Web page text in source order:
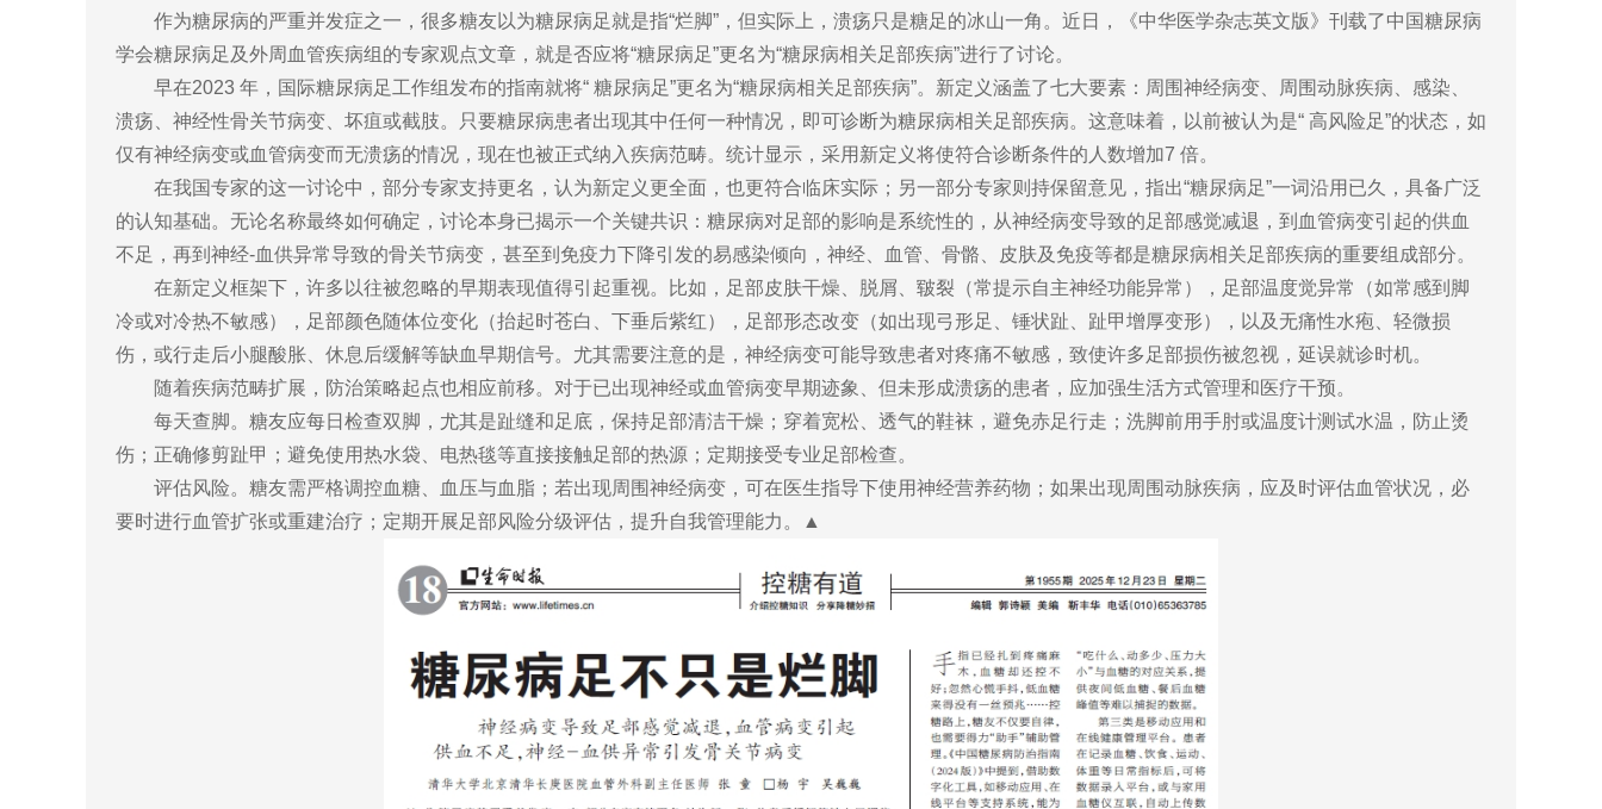
作为糖尿病的严重并发症之一，很多糖友以为糖尿病足就是指“烂脚”，但实际上，溃疡只是糖足的冰山一角。近日，《中华医学杂志英文版》刊载了中国糖尿病
学会糖尿病足及外周血管疾病组的专家观点文章，就是否应将“糖尿病足”更名为“糖尿病相关足部疾病”进行了讨论。
早在2023 年，国际糖尿病足工作组发布的指南就将“ 糖尿病足”更名为“糖尿病相关足部疾病”。新定义涵盖了七大要素：周围神经病变、周围动脉疾病、感染、
溃疡、神经性骨关节病变、坏疽或截肢。只要糖尿病患者出现其中任何一种情况，即可诊断为糖尿病相关足部疾病。这意味着，以前被认为是“ 高风险足”的状态，如
仅有神经病变或血管病变而无溃疡的情况，现在也被正式纳入疾病范畴。统计显示，采用新定义将使符合诊断条件的人数增加7 倍。
在我国专家的这一讨论中，部分专家支持更名，认为新定义更全面，也更符合临床实际；另一部分专家则持保留意见，指出“糖尿病足”一词沿用已久，具备广泛
的认知基础。无论名称最终如何确定，讨论本身已揭示一个关键共识：糖尿病对足部的影响是系统性的，从神经病变导致的足部感觉减退，到血管病变引起的供血
不足，再到神经-血供异常导致的骨关节病变，甚至到免疫力下降引发的易感染倾向，神经、血管、骨骼、皮肤及免疫等都是糖尿病相关足部疾病的重要组成部分。
在新定义框架下，许多以往被忽略的早期表现值得引起重视。比如，足部皮肤干燥、脱屑、皲裂（常提示自主神经功能异常），足部温度觉异常（如常感到脚
冷或对冷热不敏感），足部颜色随体位变化（抬起时苍白、下垂后紫红），足部形态改变（如出现弓形足、锤状趾、趾甲增厚变形），以及无痛性水疱、轻微损
伤，或行走后小腿酸胀、休息后缓解等缺血早期信号。尤其需要注意的是，神经病变可能导致患者对疼痛不敏感，致使许多足部损伤被忽视，延误就诊时机。
随着疾病范畴扩展，防治策略起点也相应前移。对于已出现神经或血管病变早期迹象、但未形成溃疡的患者，应加强生活方式管理和医疗干预。
每天查脚。糖友应每日检查双脚，尤其是趾缝和足底，保持足部清洁干燥；穿着宽松、透气的鞋袜，避免赤足行走；洗脚前用手肘或温度计测试水温，防止烫
伤；正确修剪趾甲；避免使用热水袋、电热毯等直接接触足部的热源；定期接受专业足部检查。
评估风险。糖友需严格调控血糖、血压与血脂；若出现周围神经病变，可在医生指导下使用神经营养药物；如果出现周围动脉疾病，应及时评估血管状况，必
要时进行血管扩张或重建治疗；定期开展足部风险分级评估，提升自我管理能力。▲